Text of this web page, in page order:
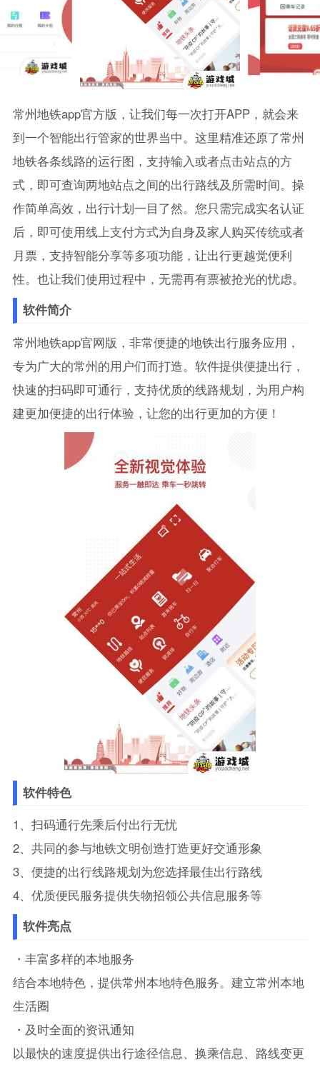
常州地铁app官方版，让我们每一次打开APP，就会来
到一个智能出行管家的世界当中。这里精准还原了常州
地铁各条线路的运行图，支持输入或者点击站点的方
式，即可查询两地站点之间的出行路线及所需时间。操
作简单高效，出行计划一目了然。您只需完成实名认证
后，即可使用线上支付方式为自身及家人购买传统或者
月票，支持智能分享等多项功能，让出行更越觉便利
性。也让我们使用过程中，无需再有票被抢光的忧虑。
软件简介
常州地铁app官网版，非常便捷的地铁出行服务应用，
专为广大的常州的用户们而打造。软件提供便捷出行，
快速的扫码即可通行，支持优质的线路规划，为用户构
建更加便捷的出行体验，让您的出行更加的方便！
软件特色
1、扫码通行先乘后付出行无忧
2、共同的参与地铁文明创造打造更好交通形象
3、便捷的出行线路规划为您选择最佳出行路线
4、优质便民服务提供失物招领公共信息服务等
软件亮点
・丰富多样的本地服务
结合本地特色，提供常州本地特色服务。建立常州本地
生活圈
・及时全面的资讯通知
以最快的速度提供出行途径信息、换乘信息、路线变更